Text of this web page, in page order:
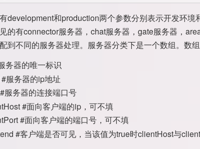
development和production两个参数分别表示开发环
的有connector服务器，chat服务器，gate服务器，
到不同的服务器处理。服务器分类下是一个数组。数
务器的唯一标识
服务器的ip地址
服务器的连接端口号
#面向客户端的ip，可不填
#面向客户端的端口号，可不填
#客户端是否可见，当该值为true时clientHost与